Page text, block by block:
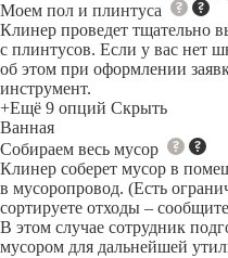
Моем пол и плинтуса
Клинер проведет тщательно
с плинтусов. Если у вас нет
об этом при оформлении
инструмент.
+Ещё 9 опций Скрыть
Ванная
Собираем весь мусор
Клинер соберет мусор в
в мусоропровод. (Есть
сортируете отходы –
В этом случае сотрудник
мусором для дальнейшей